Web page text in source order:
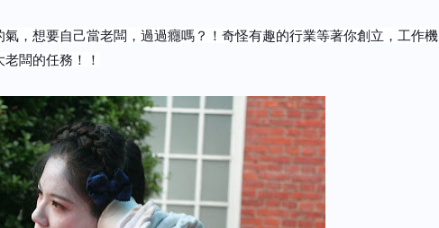
，想要自己當老闆，過過癮嗎？！奇怪有趣的行業等著你創立，工作機
闆的任務！！